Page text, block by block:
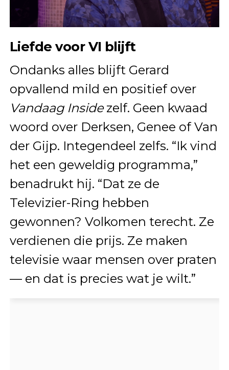
Liefde voor VI blijft
Ondanks alles blijft Gerard
opvallend mild en positief over
Vandaag Insidezelf. Geen kwaad
woord over Derksen, Genee of Van
der Gijp. Integendeel zelfs. “Ik vind
het een geweldig programma,”
benadrukt hij. “Dat ze de
Televizier-Ring hebben
gewonnen? Volkomen terecht. Ze
verdienen die prijs. Ze maken
televisie waar mensen over praten
— en dat is precies wat je wilt.”